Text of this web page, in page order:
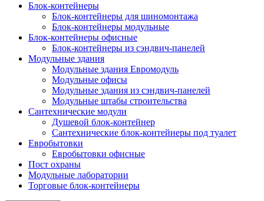
Блок-контейнеры
Блок-контейнеры для шиномонтажа
Блок-контейнеры модульные
Блок-контейнеры офисные
Блок-контейнеры из сэндвич-панелей
Модульные здания
Модульные здания Евромодуль
Модульные офисы
Модульные здания из сэндвич-панелей
Модульные штабы строительства
Сантехнические модули
Душевой блок-контейнер
Сантехнические блок-контейнеры под туалет
Евробытовки
Евробытовки офисные
Пост охраны
Модульные лаборатории
Торговые блок-контейнеры